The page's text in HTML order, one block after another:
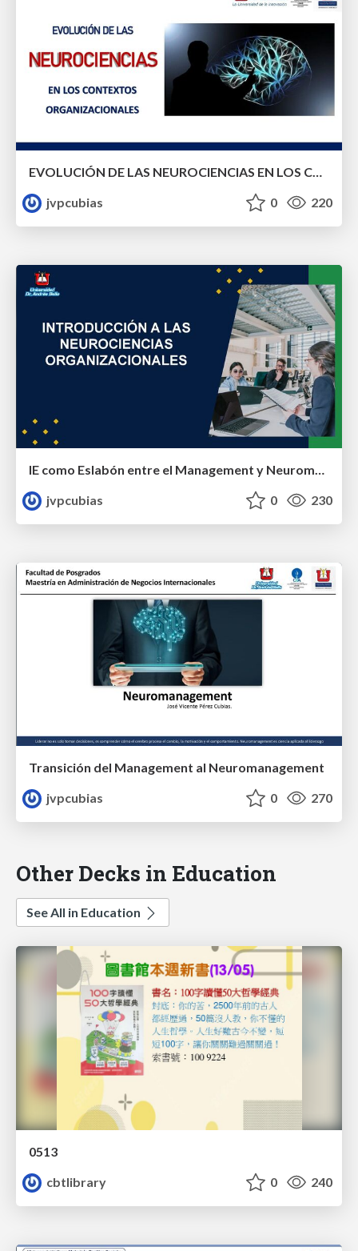
jvpcubias
0 220
IE como Eslabón entre el Management y Neuromanagement
jvpcubias
0 230
Transición del Management al Neuromanagement
jvpcubias
0 270
Other Decks in Education
See All in Education
0513
cbtlibrary
0 240